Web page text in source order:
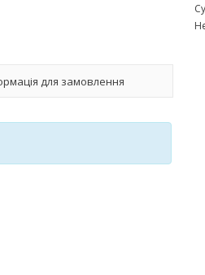
для замовлення